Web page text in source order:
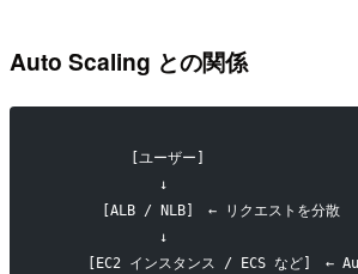
Auto Scaling との関係
[ユーザー]
↓
[ALB / NLB]　← リクエストを分散
↓
[EC2 インスタンス / ECS など]　←